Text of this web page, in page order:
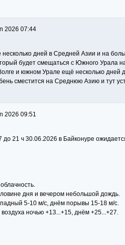
2026 07:44
дней в Средней Азии и на
будет смещаться с Южного Урала
и южном Урале ещё несколько дней
сместится на Среднюю Азию и тут
2026 09:51
до 21 ч 30.06.2026 в Байконуре
дня и вечером небольшой дождь.
5-10 м/с, днём порывы 15-18 м/с.
ночью +13...+15, днём +25...+27.